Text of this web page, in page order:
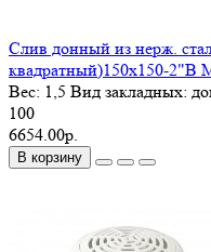
Слив донный из нерж.
квадратный)150х150-2"В
Вес: 1,5 Вид закладных:
100
6654.00р.
В корзину